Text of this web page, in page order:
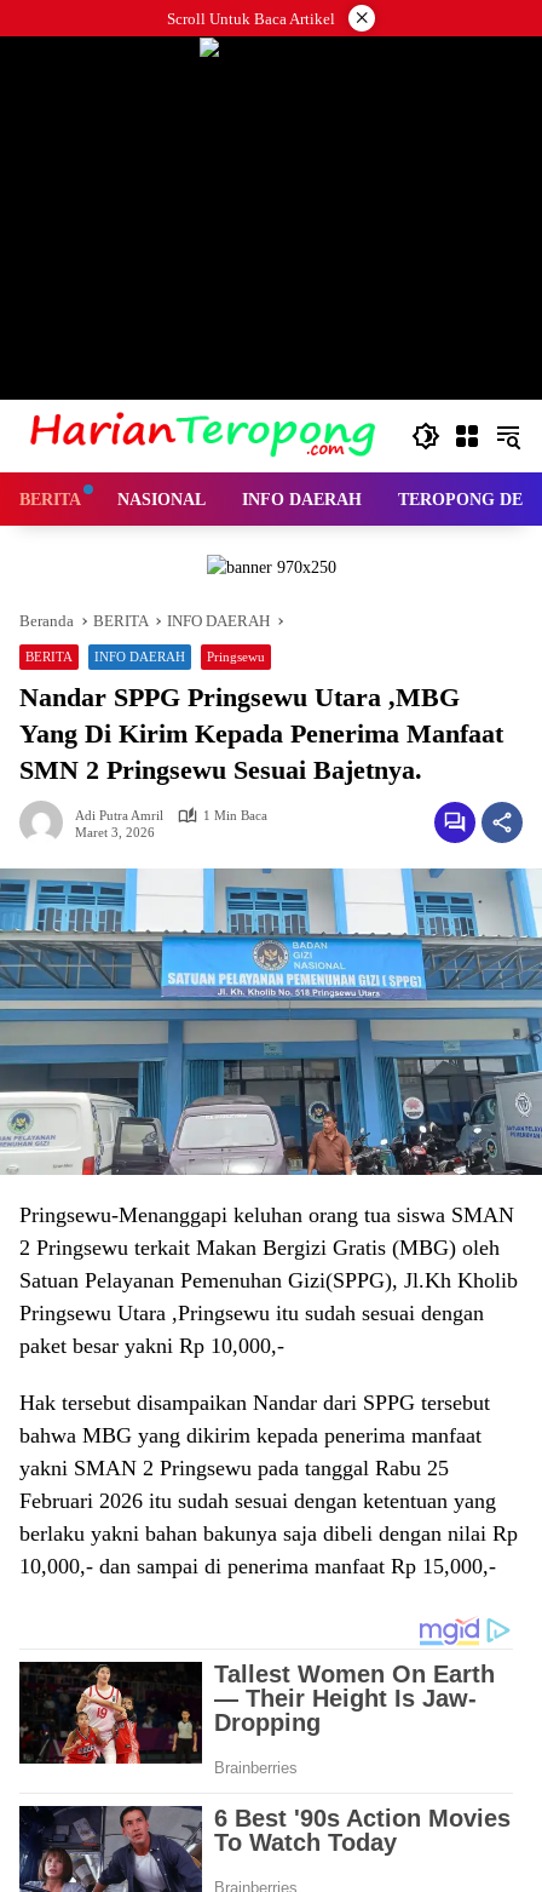
ke
Scroll Untuk Baca Artikel ×
BERITA NASIONAL INFO DAERAH TEROPONG
Beranda BERITA INFO DAERAH
BERITA INFO DAERAH Pringsewu
Nandar SPPG Pringsewu Utara ,MBG
Yang Di Kirim Kepada Penerima Manfaat
SMN 2 Pringsewu Sesuai Bajetnya.
Adi Putra Amril
1 Min Baca
Maret 3, 2026
Pringsewu-Menanggapi keluhan orang tua siswa SMAN
2 Pringsewu terkait Makan Bergizi Gratis (MBG) oleh
Satuan Pelayanan Pemenuhan Gizi(SPPG), Jl.Kh Kholib
Pringsewu Utara ,Pringsewu itu sudah sesuai dengan
paket besar yakni Rp 10,000,-
Hak tersebut disampaikan Nandar dari SPPG tersebut
bahwa MBG yang dikirim kepada penerima manfaat
yakni SMAN 2 Pringsewu pada tanggal Rabu 25
Februari 2026 itu sudah sesuai dengan ketentuan yang
berlaku yakni bahan bakunya saja dibeli dengan nilai Rp
10,000,- dan sampai di penerima manfaat Rp 15,000,-